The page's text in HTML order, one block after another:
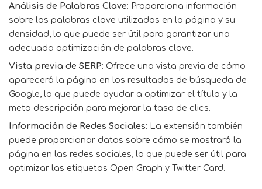
Análisis de Palabras Clave: Proporciona información
sobre las palabras clave utilizadas en la página y su
densidad, lo que puede ser útil para garantizar una
adecuada optimización de palabras clave.
Vista previa de SERP: Ofrece una vista previa de cómo
aparecerá la página en los resultados de búsqueda de
Google, lo que puede ayudar a optimizar el título y la
meta descripción para mejorar la tasa de clics.
Información de Redes Sociales: La extensión también
puede proporcionar datos sobre cómo se mostrará la
página en las redes sociales, lo que puede ser útil para
optimizar las etiquetas Open Graph y Twitter Card.